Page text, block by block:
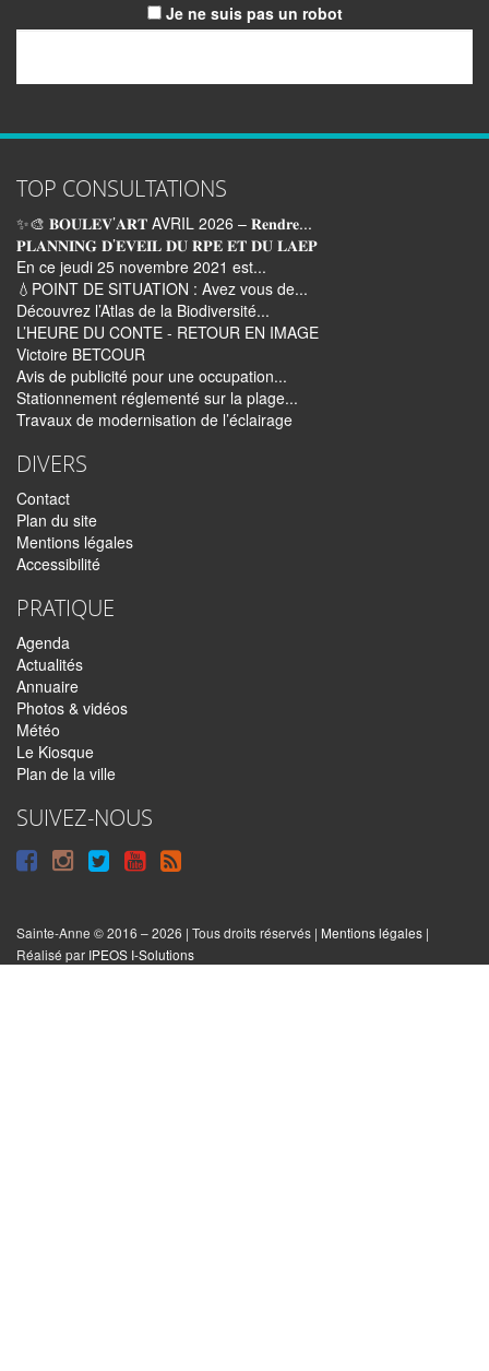
Je ne suis pas un robot
TOP CONSULTATIONS
✨🎨 𝐁𝐎𝐔𝐋𝐄𝐕’𝐀𝐑𝐓 AVRIL 2026 – 𝐑𝐞𝐧𝐝𝐫𝐞...
𝐏𝐋𝐀𝐍𝐍𝐈𝐍𝐆 𝐃’𝐄𝐕𝐄𝐈𝐋 𝐃𝐔 𝐑𝐏𝐄 𝐄𝐓 𝐃𝐔 𝐋𝐀𝐄𝐏
En ce jeudi 25 novembre 2021 est...
💧POINT DE SITUATION : Avez vous de...
Découvrez l’Atlas de la Biodiversité...
L’HEURE DU CONTE - RETOUR EN IMAGE
Victoire BETCOUR
Avis de publicité pour une occupation...
Stationnement réglementé sur la plage...
Travaux de modernisation de l’éclairage
DIVERS
Contact
Plan du site
Mentions légales
Accessibilité
PRATIQUE
Agenda
Actualités
Annuaire
Photos & vidéos
Météo
Le Kiosque
Plan de la ville
SUIVEZ-NOUS
Suivre
Facebook
Suivre
Instagram
Suivre
Twitter
Syndiquer
le
site
Sainte-Anne © 2016 – 2026 | Tous droits réservés | Mentions légales |
Réalisé par IPEOS I-Solutions
Réinitialiser